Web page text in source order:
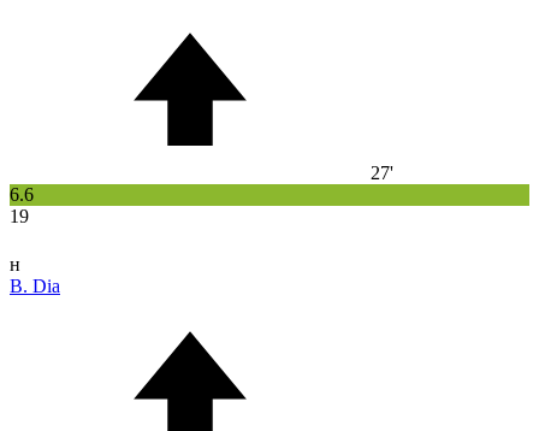
27'
6.6
19
н
B. Dia